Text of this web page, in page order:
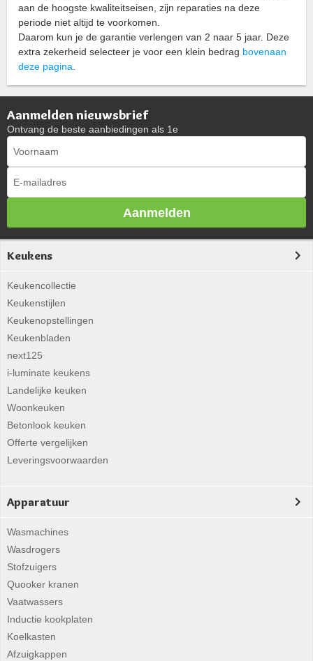
aan de hoogste kwaliteitseisen, zijn reparaties na deze
periode niet altijd te voorkomen.
Daarom kun je de garantie verlengen van 2 naar 5 jaar. Deze
extra zekerheid selecteer je voor een klein bedrag bovenaan
deze pagina.
Aanmelden nieuwsbrief
Ontvang de beste aanbiedingen als 1e
Aanmelden
Keukens
Keukencollectie
Keukenstijlen
Keukenopstellingen
Keukenbladen
next125
i-luminate keukens
Landelijke keuken
Woonkeuken
Betonlook keuken
Offerte vergelijken
Leveringsvoorwaarden
Apparatuur
Wasmachines
Wasdrogers
Stofzuigers
Quooker kranen
Vaatwassers
Inductie kookplaten
Koelkasten
Afzuigkappen